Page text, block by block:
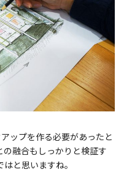
ップを作る必要があったと
融合もしっかりと検証す
と思いますね。